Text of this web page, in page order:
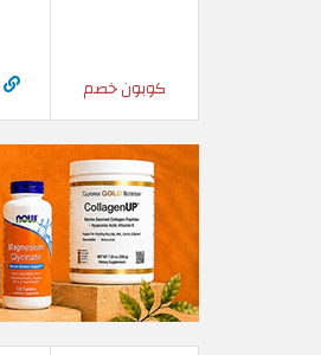
كوبون خصم